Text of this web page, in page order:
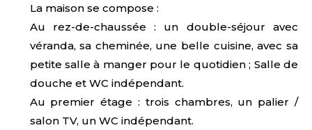
La maison se compose :
Au rez-de-chaussée : un double-séjour avec
véranda, sa cheminée, une belle cuisine, avec sa
petite salle à manger pour le quotidien ; Salle de
douche et WC indépendant.
Au premier étage : trois chambres, un palier /
salon TV, un WC indépendant.